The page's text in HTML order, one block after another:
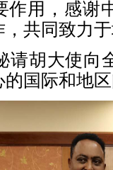
作用，感谢
共同致力
请胡大使向
国际和地